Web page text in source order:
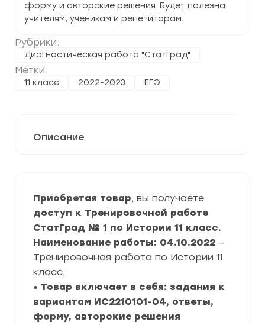
форму и авторские решения. Будет полезна
учителям, ученикам и репетиторам.
Рубрики:
Диагностическая работа "СтатГрад"
Метки:
11 класс 2022-2023 ЕГЭ
Описание
Приобретая товар, вы получаете
доступ к Тренировочной работе
СтатГрад № 1 по Истории 11 класс.
Наименование работы: 04.10.2022 —
Тренировочная работа по Истории 11
класс;
• Товар включает в себя: задания к
вариантам ИС2210101-04, ответы,
форму, авторские решения